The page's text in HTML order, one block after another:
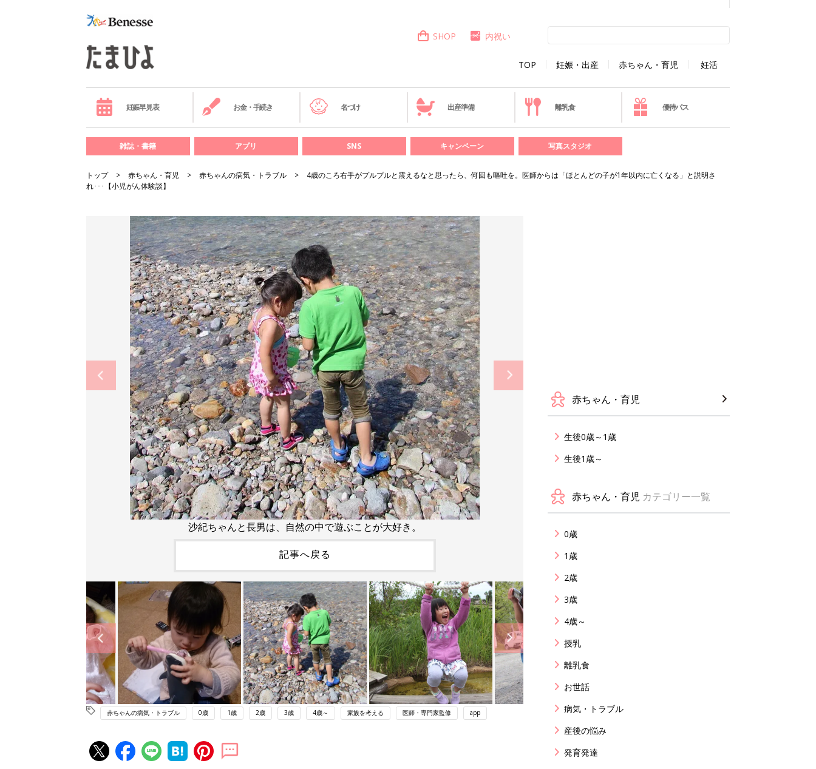
TOP 妊娠・出産 赤ちゃん・育児 妊活
SHOP 内祝い
妊娠早見表 お金・手続き 名づけ 出産準備 離乳食 優待パス
雑誌・書籍 アプリ SNS キャンペーン 写真スタジオ
トップ 赤ちゃん・育児 赤ちゃんの病気・トラブル
4歳のころ右手がプルプルと震えるなと思ったら、何回も嘔吐を。医師からは「ほとんどの子が1年以内に亡くなる」と説明さ
れ･･･【小児がん体験談】
沙紀ちゃんと長男は、自然の中で遊ぶことが大好き。
記事へ戻る
赤ちゃんの病気・トラブル 0歳 1歳 2歳 3歳 4歳～ 家族を考える 医師・専門家監修 app
赤ちゃん・育児
生後0歳～1歳
生後1歳～
赤ちゃん・育児 カテゴリー一覧
0歳
1歳
2歳
3歳
4歳～
授乳
離乳食
お世話
病気・トラブル
産後の悩み
発育発達